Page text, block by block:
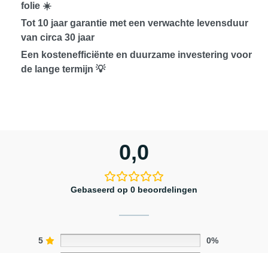
folie ☀️
Tot 10 jaar garantie met een verwachte levensduur
van circa 30 jaar
Een kostenefficiënte en duurzame investering voor
de lange termijn 💡
0,0
Gebaseerd op 0 beoordelingen
5
0%